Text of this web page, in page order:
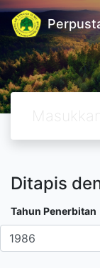
Ditapis
Tahun Penerbitan